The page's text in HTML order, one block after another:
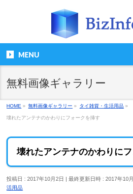
MENU
無料画像ギャラリー
HOME » 無料画像ギャラリー » タイ雑貨・生活用品 »
壊れたアンテナのかわりにフォークを挿す
壊れたアンテナのかわりに
投稿日 : 2017年10月2日 最終更新日時 : 2017年10
活用品